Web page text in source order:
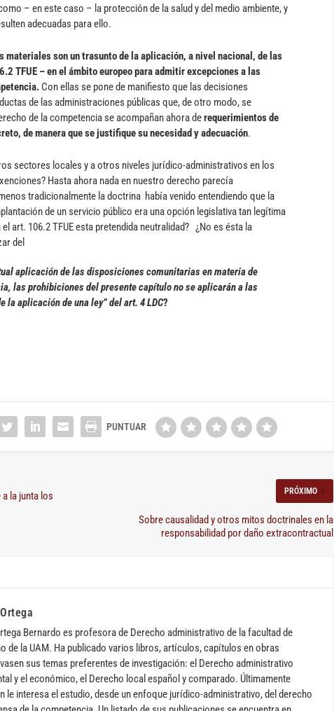
– en este caso – la protección de la salud y del medio ambiente, y
adecuadas para ello.
materiales son un trasunto de la aplicación, a nivel nacional, de las
TFUE – en el ámbito europeo para admitir excepciones a las
Con ellas se pone de manifiesto que las decisiones
de las administraciones públicas que, de otro modo, se
de la competencia se acompañan ahora derequerimientos de
de manera que se justifique su necesidad y adecuación.
sectores locales y a otros niveles jurídico-administrativos en los
Hasta ahora nada en nuestro derecho parecía
tradicionalmente la doctrina había venido entendiendo que la
de un servicio público era una opción legislativa tan legítima
art. 106.2 TFUE esta pretendida neutralidad? ¿No es ésta la
del
aplicación de las disposiciones comunitarias en materia de
las prohibiciones del presente capítulo no se aplicarán a las
la aplicación de una ley” del art. 4 LDC?
la junta los
PRÓXIMO
Sobre causalidad y otros mitos doctrinales en la
responsabilidad por daño extracontractual
Bernardo es profesora de Derecho administrativo de la facultad de
de la UAM. Ha publicado varios libros, artículos, capítulos en obras
sus temas preferentes de investigación: el Derecho administrativo
y el económico, el Derecho local español y comparado. Últimamente
le interesa el estudio, desde un enfoque jurídico-administrativo, del derecho